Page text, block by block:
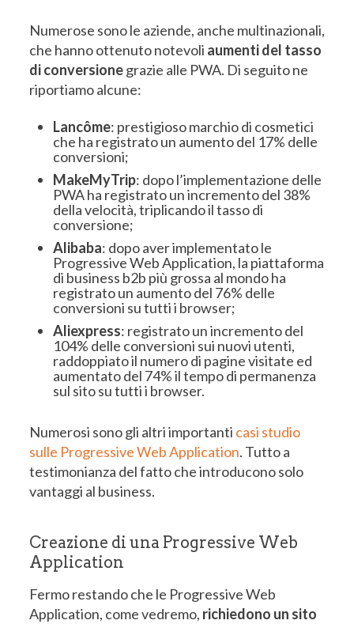
Numerose sono le aziende, anche multinazionali,
che hanno ottenuto notevoli aumenti del tasso
di conversionegrazie alle PWA. Di seguito ne
riportiamo alcune:
Lancôme: prestigioso marchio di cosmetici
che ha registrato un aumento del 17% delle
conversioni;
MakeMyTrip: dopo l’implementazione delle
PWA ha registrato un incremento del 38%
della velocità, triplicando il tasso di
conversione;
Alibaba: dopo aver implementato le
Progressive Web Application, la piattaforma
di business b2b più grossa al mondo ha
registrato un aumento del 76% delle
conversioni su tutti i browser;
Aliexpress: registrato un incremento del
104% delle conversioni sui nuovi utenti,
raddoppiato il numero di pagine visitate ed
aumentato del 74% il tempo di permanenza
sul sito su tutti i browser.
Numerosi sono gli altri importanti casi studio
sulle Progressive Web Application. Tutto a
testimonianza del fatto che introducono solo
vantaggi al business.
Creazione di una Progressive Web
Application
Fermo restando che le Progressive Web
Application, come vedremo, richiedono un sito